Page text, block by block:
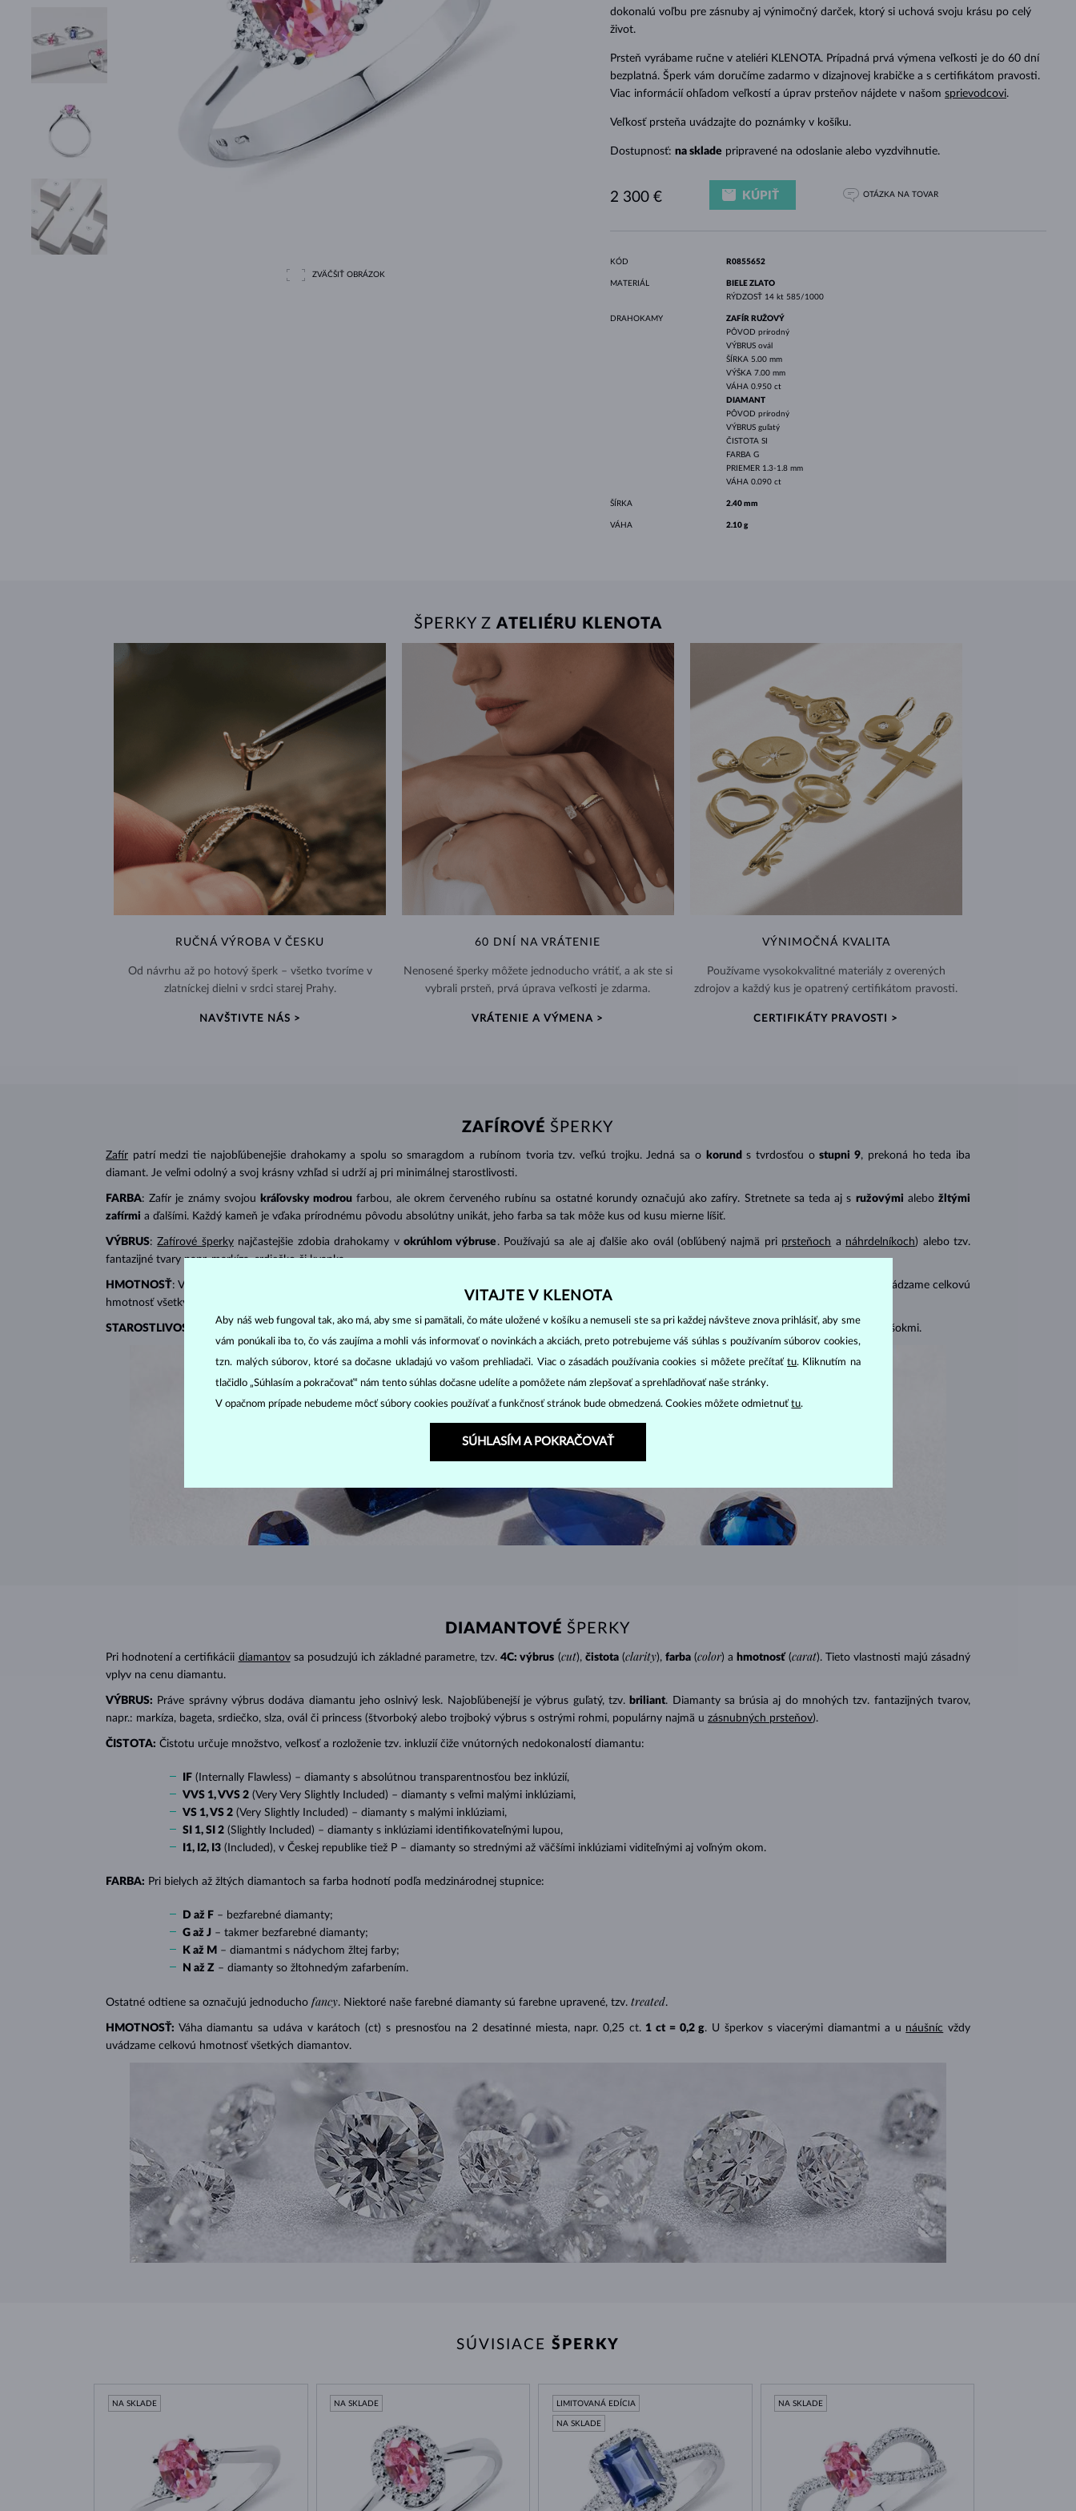
HALO ŠTÝL
ORIGINÁLNE SÚPRAVY
AMETYSTY
SINGLE BIELE ZLATO
ŽLTÉ ZLATO
RUŽOVÉ ZLATO
DRAHOKAMY RUŽOVÉ ZLATO
MAGNETICKÉ NÁHRDELNÍKY
SLADKOVODNÉ PERLY
BEZEL OSADENIE BIELE ZLATO
RUŽOVÉ ZLATO
GRAVÍROVATEĽNÉ
LETNÍ VRSTVENÍ
PRE MAMIČKU TIPY NA DARČEKY
ZVÄČŠIŤ OBRÁZOK
dokonalú voľbu pre zásnuby aj výnimočný darček, ktorý si uchová svoju krásu po celý
život.
Prsteň vyrábame ručne v ateliéri KLENOTA. Prípadná prvá výmena veľkosti je do 60 dní
bezplatná. Šperk vám doručíme zadarmo v dizajnovej krabičke a s certifikátom pravosti.
Viac informácií ohľadom veľkostí a úprav prsteňov nájdete v našom sprievodcovi.
Veľkosť prsteňa uvádzajte do poznámky v košíku.
Dostupnosť: na sklade pripravené na odoslanie alebo vyzdvihnutie.
2 300 € KÚPIŤ OTÁZKA NA TOVAR
KÓD R0855652
MATERIÁL
BIELE ZLATO
RÝDZOSŤ 14 kt 585/1000
DRAHOKAMY
ZAFÍR RUŽOVÝ
PÔVOD prírodný
VÝBRUS ovál
ŠÍRKA 5.00 mm
VÝŠKA 7.00 mm
VÁHA 0.950 ct
DIAMANT
PÔVOD prírodný
VÝBRUS guľatý
ČISTOTA SI
FARBA G
PRIEMER 1.3-1.8 mm
VÁHA 0.090 ct
ŠÍRKA 2.40 mm
VÁHA 2.10 g
ŠPERKY Z ATELIÉRU KLENOTA
RUČNÁ VÝROBA V ČESKU
Od návrhu až po hotový šperk – všetko tvoríme v
zlatníckej dielni v srdci starej Prahy.
NAVŠTIVTE NÁS >
60 DNÍ NA VRÁTENIE
Nenosené šperky môžete jednoducho vrátiť, a ak ste si
vybrali prsteň, prvá úprava veľkosti je zdarma.
VRÁTENIE A VÝMENA >
VÝNIMOČNÁ KVALITA
Používame vysokokvalitné materiály z overených
zdrojov a každý kus je opatrený certifikátom pravosti.
CERTIFIKÁTY PRAVOSTI >
ZAFÍROVÉ ŠPERKY
Zafír patrí medzi tie najobľúbenejšie drahokamy a spolu so smaragdom a rubínom tvoria tzv. veľkú trojku. Jedná sa o korund s tvrdosťou o stupni 9, prekoná ho teda iba
diamant. Je veľmi odolný a svoj krásny vzhľad si udrží aj pri minimálnej starostlivosti.
FARBA: Zafír je známy svojou kráľovsky modrou farbou, ale okrem červeného rubínu sa ostatné korundy označujú ako zafíry. Stretnete sa teda aj s ružovými alebo žltými
zafírmi a ďalšími. Každý kameň je vďaka prírodnému pôvodu absolútny unikát, jeho farba sa tak môže kus od kusu mierne líšiť.
VÝBRUS: Zafírové šperky najčastejšie zdobia drahokamy v okrúhlom výbruse . Používajú sa ale aj ďalšie ako ovál (obľúbený najmä pri prsteňoch a náhrdelníkoch) alebo tzv.
fantazijné tvary napr. markíza, srdiečko či kvapka.
HMOTNOSŤ: Váha zafíru sa udáva v karátoch (ct) s presnosťou na 2 desatinné miesta.
vždy uvádzame celkovú
hmotnosť všetkých kameňov.
STAROSTLIVOSŤ : Šperky so zafírom namočte do teplej mydlovej vody a dočistite pomocou jemnej kefky. Kameň by ste mali chrániť pred tlakom a teplotnými šokmi.
DIAMANTOVÉ ŠPERKY
Pri hodnotení a certifikácii diamantovsa posudzujú ich základné parametre, tzv. 4C: výbrus (cut), čistota (clarity), farba (color) a hmotnosť (carat). Tieto vlastnosti majú zásadný
vplyv na cenu diamantu.
VÝBRUS: Práve správny výbrus dodáva diamantu jeho oslnivý lesk. Najobľúbenejší je výbrus guľatý, tzv. briliant. Diamanty sa brúsia aj do mnohých tzv. fantazijných tvarov,
napr.: markíza, bageta, srdiečko, slza, ovál či princess (štvorboký alebo trojboký výbrus s ostrými rohmi, populárny najmä u zásnubných prsteňov).
ČISTOTA: Čistotu určuje množstvo, veľkosť a rozloženie tzv. inkluzií čiže vnútorných nedokonalostí diamantu:
IF (Internally Flawless) – diamanty s absolútnou transparentnosťou bez inklúzií,
VVS 1, VVS 2 (Very Very Slightly Included) – diamanty s veľmi malými inklúziami,
VS 1, VS 2 (Very Slightly Included) – diamanty s malými inklúziami,
SI 1, SI 2 (Slightly Included) – diamanty s inklúziami identifikovateľnými lupou,
I1, I2, I3 (Included), v Českej republike tiež P – diamanty so strednými až väčšími inklúziami viditeľnými aj voľným okom.
FARBA: Pri bielych až žltých diamantoch sa farba hodnotí podľa medzinárodnej stupnice:
D až F – bezfarebné diamanty;
G až J – takmer bezfarebné diamanty;
K až M – diamantmi s nádychom žltej farby;
N až Z – diamanty so žltohnedým zafarbením.
Ostatné odtiene sa označujú jednoducho fancy. Niektoré naše farebné diamanty sú farebne upravené, tzv. treated.
HMOTNOSŤ: Váha diamantu sa udáva v karátoch (ct) s presnosťou na 2 desatinné miesta, napr. 0,25 ct. 1 ct = 0,2 g. U šperkov s viacerými diamantmi a u náušníc vždy
uvádzame celkovú hmotnosť všetkých diamantov.
SÚVISIACE ŠPERKY
NA SKLADE NA SKLADE LIMITOVANÁ EDÍCIA
NA SKLADE
NA SKLADE
VITAJTE V KLENOTA
Aby náš web fungoval tak, ako má, aby sme si pamätali, čo máte uložené v košíku a nemuseli ste sa pri každej návšteve znova prihlásiť, aby sme
vám ponúkali iba to, čo vás zaujíma a mohli vás informovať o novinkách a akciách, preto potrebujeme váš súhlas s používaním súborov cookies,
tzn. malých súborov, ktoré sa dočasne ukladajú vo vašom prehliadači. Viac o zásadách používania cookies si môžete prečítaťtu. Kliknutím na
tlačidlo „Súhlasím a pokračovať“ nám tento súhlas dočasne udelíte a pomôžete nám zlepšovať a sprehľadňovať naše stránky.
V opačnom prípade nebudeme môcť súbory cookies používať a funkčnosť stránok bude obmedzená. Cookies môžete odmietnuťtu.
SÚHLASÍM A POKRAČOVAŤ